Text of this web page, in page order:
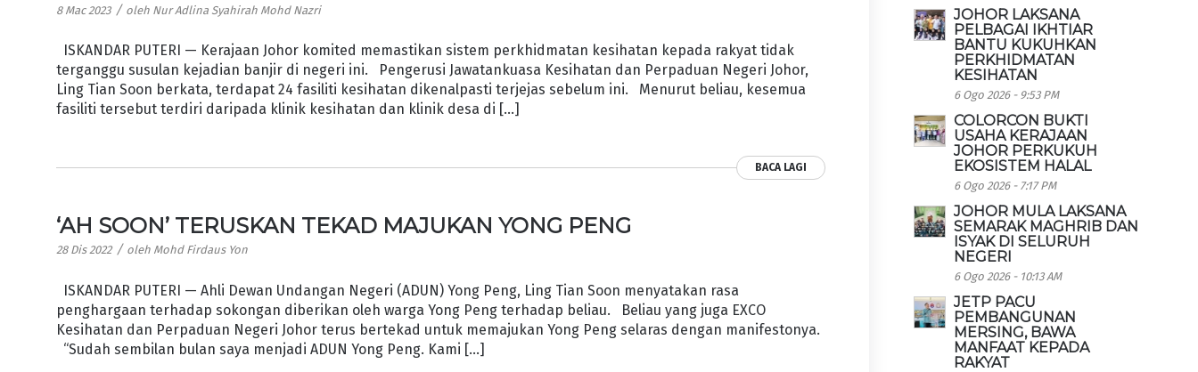
8 Mac 2023 / oleh Nur Adlina Syahirah Mohd Nazri
ISKANDAR PUTERI — Kerajaan Johor komited memastikan sistem perkhidmatan kesihatan kepada rakyat tidak
terganggu susulan kejadian banjir di negeri ini. Pengerusi Jawatankuasa Kesihatan dan Perpaduan Negeri Johor,
Ling Tian Soon berkata, terdapat 24 fasiliti kesihatan dikenalpasti terjejas sebelum ini. Menurut beliau, kesemua
fasiliti tersebut terdiri daripada klinik kesihatan dan klinik desa di […]
BACA LAGI
‘AH SOON’ TERUSKAN TEKAD MAJUKAN YONG PENG
28 Dis 2022 / oleh Mohd Firdaus Yon
ISKANDAR PUTERI — Ahli Dewan Undangan Negeri (ADUN) Yong Peng, Ling Tian Soon menyatakan rasa
penghargaan terhadap sokongan diberikan oleh warga Yong Peng terhadap beliau. Beliau yang juga EXCO
Kesihatan dan Perpaduan Negeri Johor terus bertekad untuk memajukan Yong Peng selaras dengan manifestonya.
“Sudah sembilan bulan saya menjadi ADUN Yong Peng. Kami […]
JOHOR LAKSANA
PELBAGAI IKHTIAR
BANTU KUKUHKAN
PERKHIDMATAN
KESIHATAN
6 Ogo 2026 - 9:53 PM
COLORCON BUKTI
USAHA KERAJAAN
JOHOR PERKUKUH
EKOSISTEM HALAL
6 Ogo 2026 - 7:17 PM
JOHOR MULA LAKSANA
SEMARAK MAGHRIB DAN
ISYAK DI SELURUH
NEGERI
6 Ogo 2026 - 10:13 AM
JETP PACU
PEMBANGUNAN
MERSING, BAWA
MANFAAT KEPADA
RAKYAT